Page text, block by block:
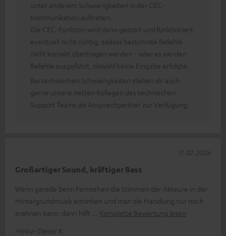
unter anderem Schwierigkeiten in der CEC-
Kommunikation auftreten.
Die CEC-Funktion wird dann gestört und funktioniert
eventuell nicht richtig, sodass bestimmte Befehle
nicht korrekt übertragen werden - oder es werden
Befehle ausgeführt, obwohl keine Eingabe erfolgte.
Bei technischen Schwierigkeiten stehen dir auch
gerne unsere netten Kollegen des technischen
Support Teams als Ansprechpartner zur Verfügung.
Großartiger Sound, kräftiger Bass
Wenn gerade beim Fernsehen die Stimmen der Akteure in der
Hintergrundmusik ertrinken und man die Handlung nur noch
erahnen kann, dann hilft
Komplette Bewertung lesen
Heinz-Dieter K.
11.02.2026